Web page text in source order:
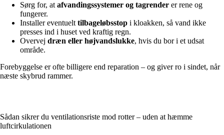
Sørg for, at afvandingssystemer og tagrender er rene og
fungerer.
Installer eventuelt tilbageløbsstop i kloakken, så vand ikke
presses ind i huset ved kraftig regn.
Overvej dræn eller højvandslukke, hvis du bor i et udsat
område.
Forebyggelse er ofte billigere end reparation – og giver ro i sindet, når
næste skybrud rammer.
Sådan sikrer du ventilationsriste mod rotter – uden at hæmme
luftcirkulationen